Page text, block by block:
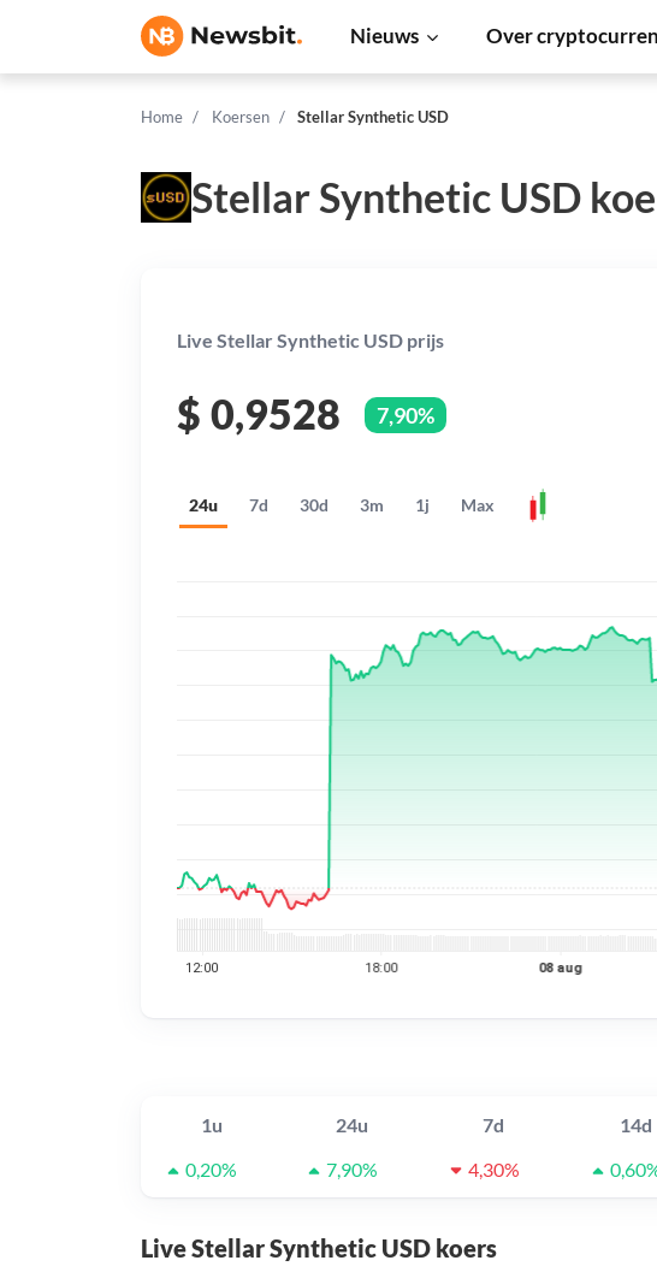
Nieuws Over
Home Koersen Stellar Synthetic USD
Stellar Synthetic USD
Live Stellar Synthetic USD prijs
$ 0,9528 7,90%
24u 7d 30d 3m 1j Max
1u 24u 7d 14d
0,20%
7,90% 4,30%
Live Stellar Synthetic USD koers